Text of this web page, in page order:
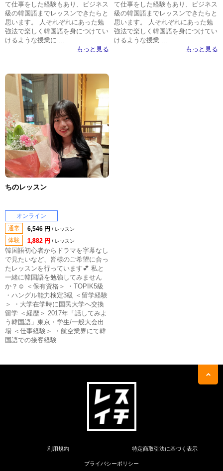
て仕事をした経験もあり、ビジネス
級の韓国語までレッスンできたらと
思います。 人それぞれにあった勉
強法で楽しく韓国語を身につけてい
けるような授業に ...
もっと見る
て仕事をした経験もあり、ビジネス
級の韓国語までレッスンできたらと
思います。 人それぞれにあった勉
強法で楽しく韓国語を身につけてい
けるような授業 ...
もっと見る
ちのレッスン
オンライン
通常
6,546 円 / レッスン
体験 1,882 円 / レッスン
韓国語初心者からドラマを字幕なし
で見たいなど、皆様のご希望に合っ
たレッスンを行っています💕 私と
一緒に韓国語を勉強してみません
か？☺️ ＜保有資格＞ ・TOPIK5級
・ハングル能力検定3級 ＜留学経験
＞ ・大学在学時に国民大学へ交換
留学 ＜経歴＞ 2017年「話してみよ
う韓国語」東京・学生/一般大会出
場 ＜仕事経験＞ ・航空業界にて韓
国語での接客経験
利用規約 特定商取引法に基づく表示
プライバシーポリシー